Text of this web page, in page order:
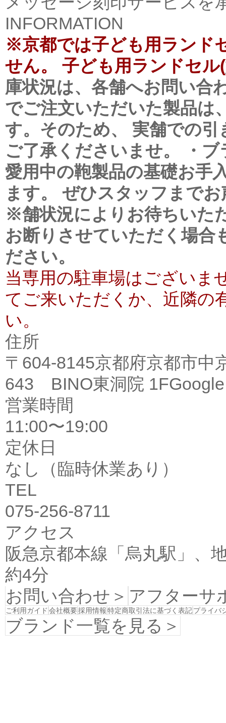
INFORMATION
※京都では子ども用ランド
せん。 子ども用ランドセル(
庫状況は、各舗へお問い合
でご注文いただいた製品は
す。そのため、 実舗での
ご了承くださいませ。
・
愛用中の鞄製品の基礎お手
ます。 ぜひスタッフまで
※舗状況によりお待ちいた
お断りさせていただく場合
ださい。
当専用の駐車場はございま
てご来いただくか、近隣の
い。
住所
〒604-8145京都府京都市中
643 BINO東洞院 1F
営業時間
11:00〜19:00
定休日
なし（臨時休業あり）
TEL
075-256-8711
アクセス
阪急京都本線「烏丸駅」、
約4分
お問い合わせ＞ アフターサ
ご利用ガイド 会社概要採用情報特定商取引法に基づく表記プライバ
ブランド一覧を見る＞